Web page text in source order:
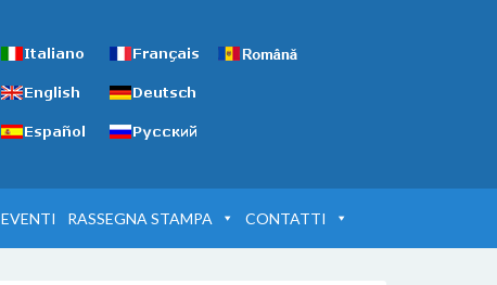
EVENTI RASSEGNA STAMPA CONTATTI